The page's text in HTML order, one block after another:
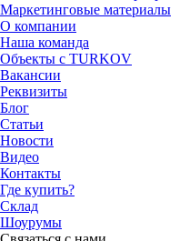
Маркетинговые материалы
О компании
Наша команда
Объекты с TURKOV
Вакансии
Реквизиты
Блог
Статьи
Новости
Видео
Контакты
Где купить?
Склад
Шоурумы